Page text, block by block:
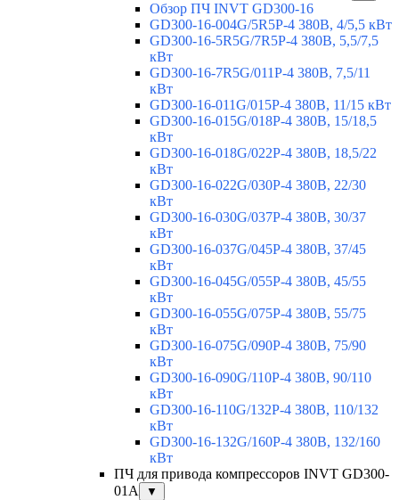
Обзор ПЧ INVT GD300-16
GD300-16-004G/5R5P-4 380В, 4/5,5 кВт
GD300-16-5R5G/7R5P-4 380В, 5,5/7,5
кВт
GD300-16-7R5G/011P-4 380В, 7,5/11
кВт
GD300-16-011G/015P-4 380В, 11/15 кВт
GD300-16-015G/018P-4 380В, 15/18,5
кВт
GD300-16-018G/022P-4 380В, 18,5/22
кВт
GD300-16-022G/030P-4 380В, 22/30
кВт
GD300-16-030G/037P-4 380В, 30/37
кВт
GD300-16-037G/045P-4 380В, 37/45
кВт
GD300-16-045G/055P-4 380В, 45/55
кВт
GD300-16-055G/075P-4 380В, 55/75
кВт
GD300-16-075G/090P-4 380В, 75/90
кВт
GD300-16-090G/110P-4 380В, 90/110
кВт
GD300-16-110G/132P-4 380В, 110/132
кВт
GD300-16-132G/160P-4 380В, 132/160
кВт
ПЧ для привода компрессоров INVT GD300-
01A
▼